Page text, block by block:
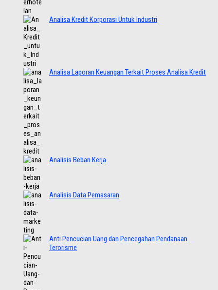
Analisa Kredit Korporasi Untuk Industri
Analisa Laporan Keuangan Terkait Proses Analisa Kredit
Analisis Beban Kerja
Analisis Data Pemasaran
Anti Pencucian Uang dan Pencegahan Pendanaan
Terorisme